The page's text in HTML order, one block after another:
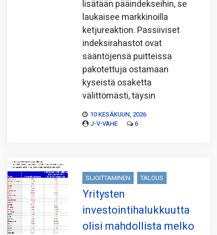
lisätään pääindekseihin, se
laukaisee markkinoilla
ketjureaktion. Passiiviset
indeksirahastot ovat
sääntöjensä puitteissa
pakotettuja ostamaan
kyseistä osaketta
välittömästi, täysin
10 KESÄKUUN, 2026
J-V-VAHE
6
SIJOITTAMINEN TALOUS
Yritysten
investointihalukkuutta
olisi mahdollista melko